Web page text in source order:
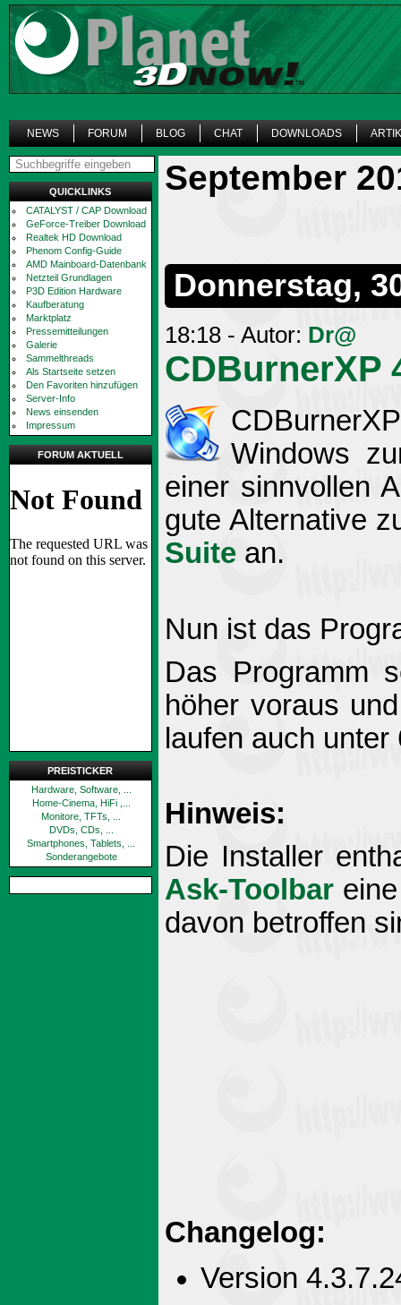
NEWS FORUM BLOG CHAT DOWNLOADS
QUICKLINKS
CATALYST / CAP Download
GeForce-Treiber Download
Realtek HD Download
Phenom Config-Guide
AMD Mainboard-Datenbank
Netzteil Grundlagen
P3D Edition Hardware
Kaufberatung
Marktplatz
Pressemitteilungen
Galerie
Sammelthreads
Als Startseite setzen
Den Favoriten hinzufügen
Server-Info
News einsenden
Impressum
FORUM AKTUELL
PREISTICKER
Hardware, Software, ...
Home-Cinema, HiFi ,...
Monitore, TFTs, ...
DVDs, CDs, ...
Smartphones, Tablets, ...
Sonderangebote
September
Donnerstag,
18:18 - Autor: Dr@
CDBurnerXP
Windows
einer sinnvollen
gute Alternative
Suite an.
Nun ist das
Das Programm
höher voraus
laufen auch
Hinweis:
Die Installer
Ask-Toolbar
davon betroffen
Changelog:
Version